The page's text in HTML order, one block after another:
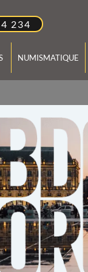
234
NUMISMATIQUE